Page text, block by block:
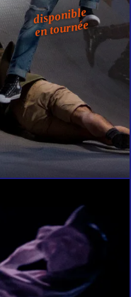
disponible
en tournée